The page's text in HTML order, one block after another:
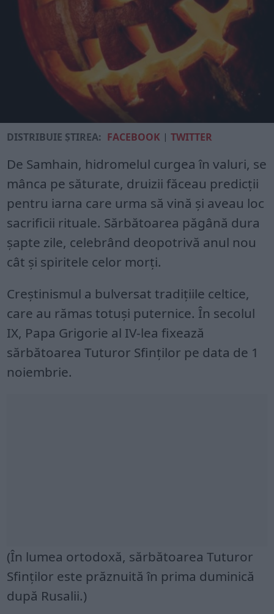
DISTRIBUIE ȘTIREA: FACEBOOK |TWITTER
De Samhain, hidromelul curgea în valuri, se
mânca pe săturate, druizii făceau predicții
pentru iarna care urma să vină și aveau loc
sacrificii rituale. Sărbătoarea păgână dura
șapte zile, celebrând deopotrivă anul nou
cât și spiritele celor morți.
Creștinismul a bulversat tradițiile celtice,
care au rămas totuși puternice. În secolul
IX, Papa Grigorie al IV-lea fixează
sărbătoarea Tuturor Sfinților pe data de 1
noiembrie.
(În lumea ortodoxă, sărbătoarea Tuturor
Sfinților este prăznuită în prima duminică
după Rusalii.)